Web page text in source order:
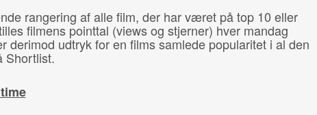
rangering af alle film, der har været på top 10 eller
filmens pointtal (views og stjerner) hver mandag
derimod udtryk for en films samlede popularitet i al den
Shortlist.